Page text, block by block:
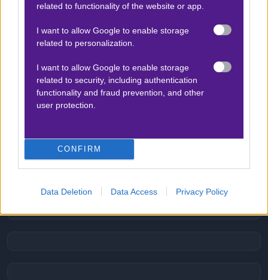
related to functionality of the website or app.
I want to allow Google to enable storage
related to personalization.
I want to allow Google to enable storage
related to security, including authentication
functionality and fraud prevention, and other
user protection.
CONFIRM
Data Deletion Data Access Privacy Policy
ΣΤΑΤΙΣΤΙΚΑ
Δεν υπάρχει βαθμολογία για τη συγκεκριμένη
ανάλυση.